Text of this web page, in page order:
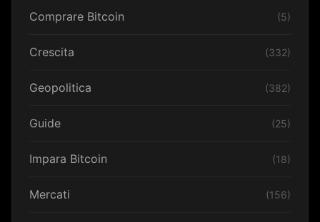
Comprare Bitcoin (5)
Crescita (332)
Geopolitica (382)
Guide (25)
Impara Bitcoin (18)
Mercati (156)